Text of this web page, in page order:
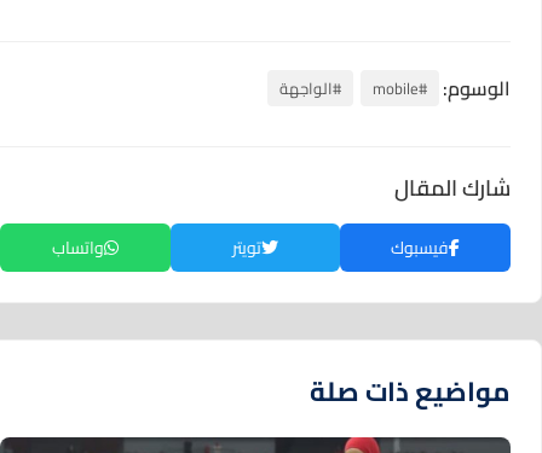
الوسوم: #mobile #الواجهة
شارك المقال
فيسبوك تويتر واتساب
مواضيع ذات صلة